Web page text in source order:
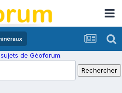
de Géoforum.